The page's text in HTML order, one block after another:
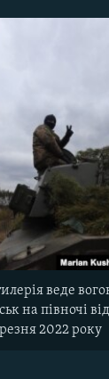
веде
на півночі
2022 року